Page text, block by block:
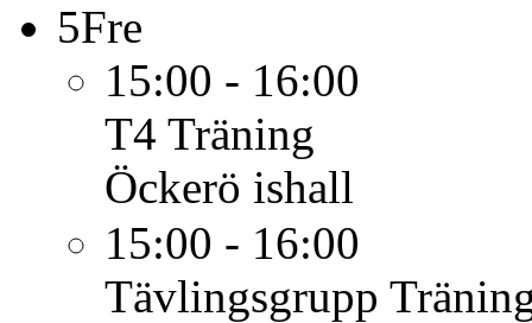
5Fre
15:00 - 16:00
T4 Träning
Öckerö ishall
15:00 - 16:00
Tävlingsgrupp